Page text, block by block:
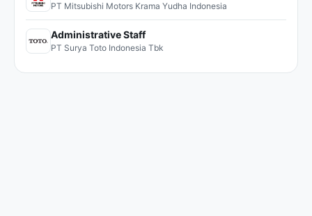
PT Mitsubishi Motors Krama Yudha Indonesia
Administrative Staff
PT Surya Toto Indonesia Tbk